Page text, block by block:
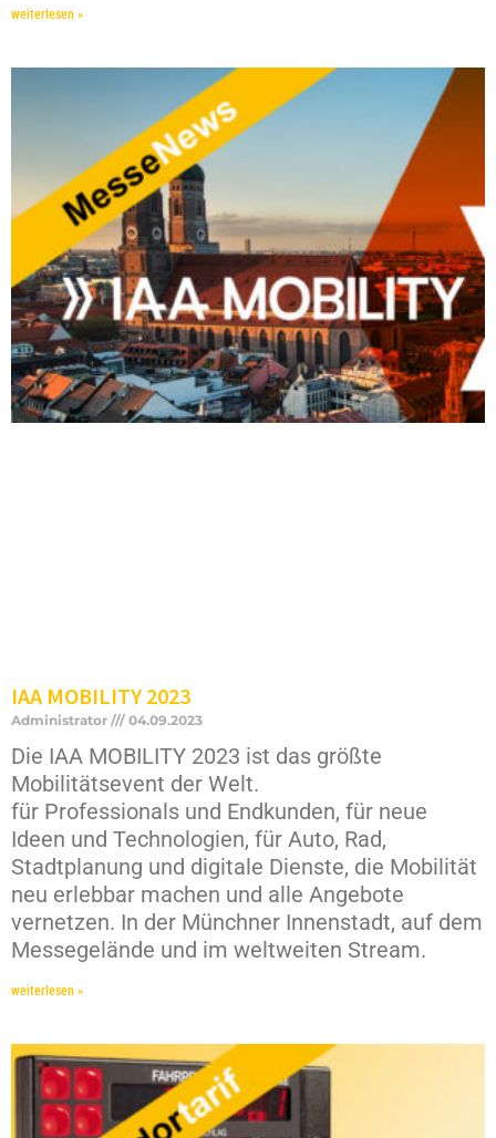
weiterlesen »
IAA MOBILITY 2023
Administrator 04.09.2023
Die IAA MOBILITY 2023 ist das größte
Mobilitätsevent der Welt.
für Professionals und Endkunden, für neue
Ideen und Technologien, für Auto, Rad,
Stadtplanung und digitale Dienste, die Mobilität
neu erlebbar machen und alle Angebote
vernetzen. In der Münchner Innenstadt, auf dem
Messegelände und im weltweiten Stream.
weiterlesen »